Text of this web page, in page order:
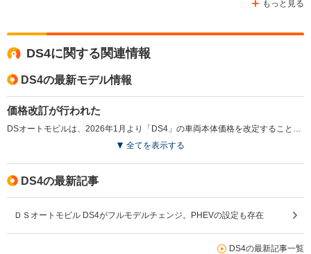
もっと見る
DS4に関する関連情報
DS4の最新モデル情報
価格改訂が行われた
全てを表示する
DS4の最新記事
ＤＳオートモビル DS4がフルモデルチェンジ。PHEVの設定も存在
DS4の最新記事一覧